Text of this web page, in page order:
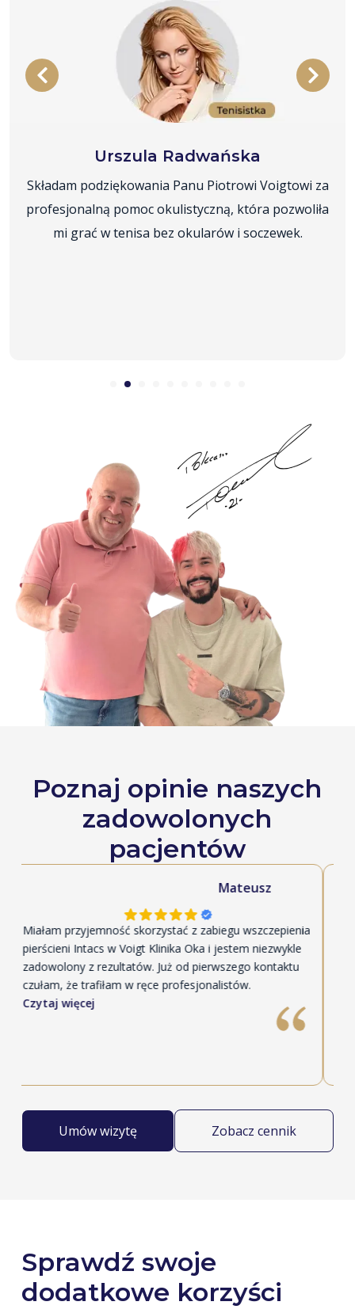
Urszula Radwańska
Składam podziękowania Panu Piotrowi Voigtowi za
profesjonalną pomoc okulistyczną, która pozwoliła
mi grać w tenisa bez okularów i soczewek.
Poznaj opinie naszych
zadowolonych
pacjentów
Mateusz
Miałam przyjemność skorzystać z zabiegu wszczepienia
pierścieni Intacs w Voigt Klinika Oka i jestem niezwykle
zadowolony z rezultatów. Już od pierwszego kontaktu
czułam, że trafiłam w ręce profesjonalistów.
Czytaj więcej
Umów wizytę Zobacz cennik
Sprawdź swoje
dodatkowe korzyści